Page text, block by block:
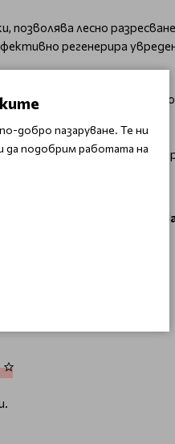
лесно
регенерира
коса, като я оставя
лесна за разресване.
оттенък.
помага да се запази нейния
на своята сива,
добро пазаруване. Те ни
да подобрим работата на